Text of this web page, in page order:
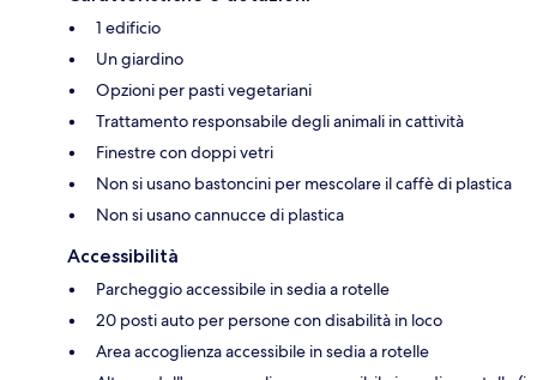
1 edificio
Un giardino
Opzioni per pasti vegetariani
Trattamento responsabile degli animali in cattività
Finestre con doppi vetri
Non si usano bastoncini per mescolare il caffè di plastica
Non si usano cannucce di plastica
Accessibilità
Parcheggio accessibile in sedia a rotelle
20 posti auto per persone con disabilità in loco
Area accoglienza accessibile in sedia a rotelle